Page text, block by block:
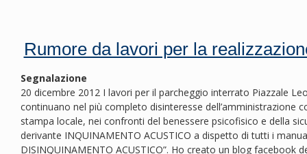
Rumore da lavori per la
Segnalazione
20 dicembre 2012 I lavori per il parcheggio interrato Piazzale
continuano nel più completo disinteresse dell’amministrazione
stampa locale, nei confronti del benessere psicofisico e della
derivante INQUINAMENTO ACUSTICO a dispetto di tutti i
DISINQUINAMENTO ACUSTICO”. Ho creato un blog facebook